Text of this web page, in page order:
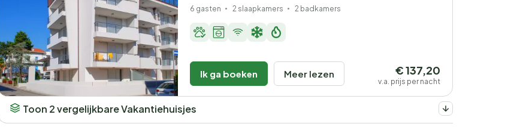
6 gasten 2 slaapkamers 2 badkamers
Ik ga boeken Meer lezen € 137,20
v.a. prijs per nacht
Toon 2 vergelijkbare Vakantiehuisjes